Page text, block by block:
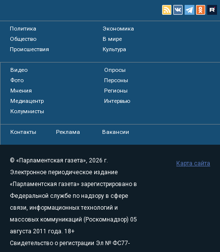
Политика
Экономика
Общество
В мире
Происшествия
Культура
Видео
Опросы
Фото
Персоны
Мнения
Регионы
Медиацентр
Интервью
Колумнисты
Контакты Реклама Вакансии
© «Парламентская газета», 2026 г.
Электронное периодическое издание
«Парламентская газета» зарегистрировано в
Федеральной службе по надзору в сфере
связи, информационных технологий и
массовых коммуникаций (Роскомнадзор) 05
августа 2011 года. 18+
Свидетельство о регистрации Эл № ФС77-
Карта сайта